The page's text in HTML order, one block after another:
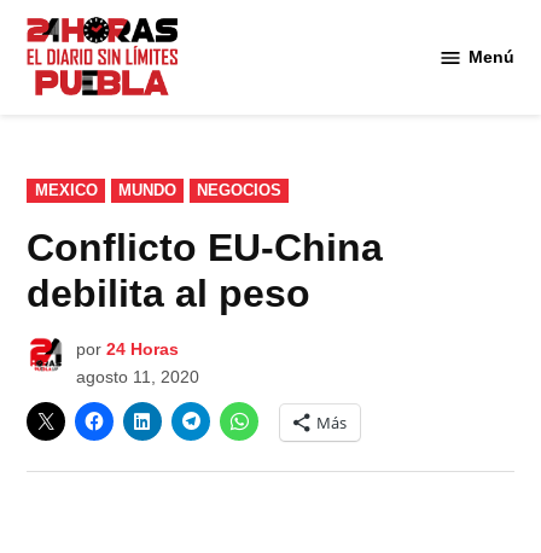
Saltar
contenido
Menú
PUBLICADO
EN
MEXICO MUNDO NEGOCIOS
Conflicto EU-China
debilita al peso
por 24 Horas
agosto 11, 2020
Más